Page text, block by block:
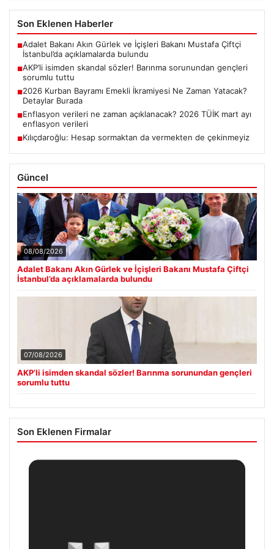
Son Eklenen Haberler
■Adalet Bakanı Akın Gürlek ve İçişleri Bakanı Mustafa Çiftçi
İstanbul’da açıklamalarda bulundu
■AKP’li isimden skandal sözler! Barınma sorunundan gençleri
sorumlu tuttu
■2026 Kurban Bayramı Emekli İkramiyesi Ne Zaman Yatacak?
Detaylar Burada
■Enflasyon verileri ne zaman açıklanacak? 2026 TÜİK mart ayı
enflasyon verileri
■Kılıçdaroğlu: Hesap sormaktan da vermekten de çekinmeyiz
Güncel
08/08/2026
Adalet Bakanı Akın Gürlek ve İçişleri Bakanı Mustafa Çiftçi
İstanbul’da açıklamalarda bulundu
07/08/2026
AKP’li isimden skandal sözler! Barınma sorunundan gençleri
sorumlu tuttu
Son Eklenen Firmalar